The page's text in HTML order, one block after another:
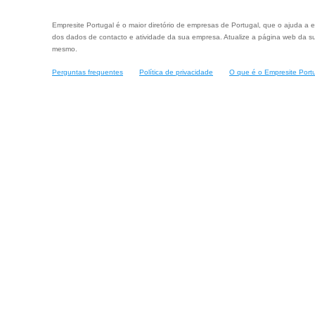
Empresite Portugal é o maior diretório de empresas de Portugal, que o ajuda a
dos dados de contacto e atividade da sua empresa. Atualize a página web da
mesmo.
Perguntas frequentes Política de privacidade O que é o Empresite